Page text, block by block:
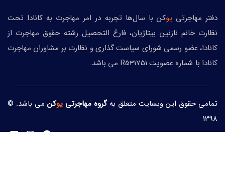
دفتر مهاجرتی یوکن با سال‌ها تجربه در امر مهاجرت به کانادا تحت
نظارت خانم نازنین بیتاژیان، فارغ التحصیل رشته حقوق مهاجرت از
کانادا، عضو رسمی شورای سیاست گذاری و نظارت بر مشاوران مهاجرت
کانادا با شماره عضویت R531751 می باشد.
تمامی حقوق این وبسایت متعلق بهگروه مهاجرتی یوکن می باشد. ©
1398